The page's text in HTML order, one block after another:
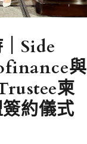
Side
與
柬
約儀式